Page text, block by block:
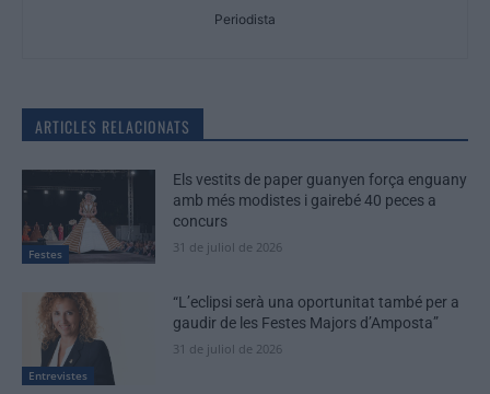
Periodista
ARTICLES RELACIONATS
Festes
Els vestits de paper guanyen força enguany
amb més modistes i gairebé 40 peces a
concurs
31 de juliol de 2026
Entrevistes
“L’eclipsi serà una oportunitat també per a
gaudir de les Festes Majors d’Amposta”
31 de juliol de 2026